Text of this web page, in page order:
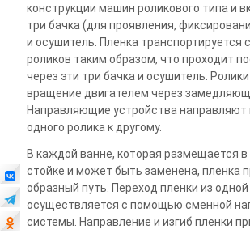
конструкции машин роликового типа и
три бачка (для проявления,
и осушитель. Пленка транспортируется
роликов таким образом, что проходит
через эти три бачка и осушитель.
вращение двигателем через
Направляющие устройства направляют
одного ролика к другому.
В каждой ванне, которая размещается в
стойке и может быть заменена, пленка
образный путь. Переход пленки из
осуществляется с помощью сменной
системы. Направление и изгиб пленки